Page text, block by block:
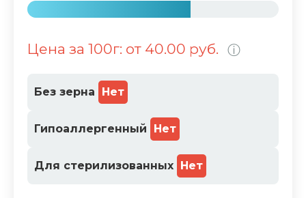
Цена за 100г: от 40.00 руб. ⓘ
Без зерна Нет
Гипоаллергенный Нет
Для стерилизованных Нет